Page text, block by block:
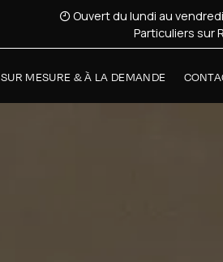
Ouvert du lundi au
Particuliers sur
SUR MESURE & À LA DEMANDE